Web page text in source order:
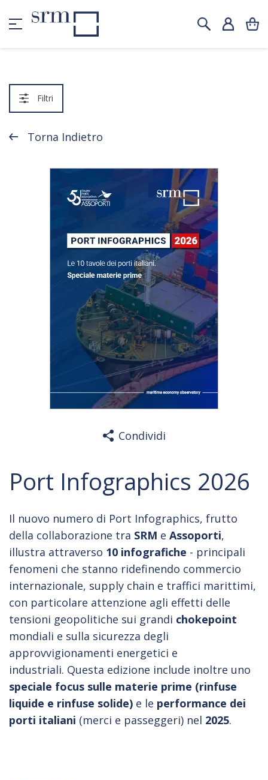
Filtri
Torna Indietro
Condividi
Port Infographics 2026
Il nuovo numero di Port Infographics, frutto
della collaborazione tra SRM e Assoporti,
illustra attraverso 10 infografiche - principali
fenomeni che stanno ridefinendo commercio
internazionale, supply chain e traffici marittimi,
con particolare attenzione agli effetti delle
tensioni geopolitiche sui grandi chokepoint
mondiali e sulla sicurezza degli
approvvigionamenti energetici e
industriali. Questa edizione include inoltre uno
speciale focus sulle materie prime (rinfuse
liquide e rinfuse solide) e le performance dei
porti italiani (merci e passeggeri) nel 2025.